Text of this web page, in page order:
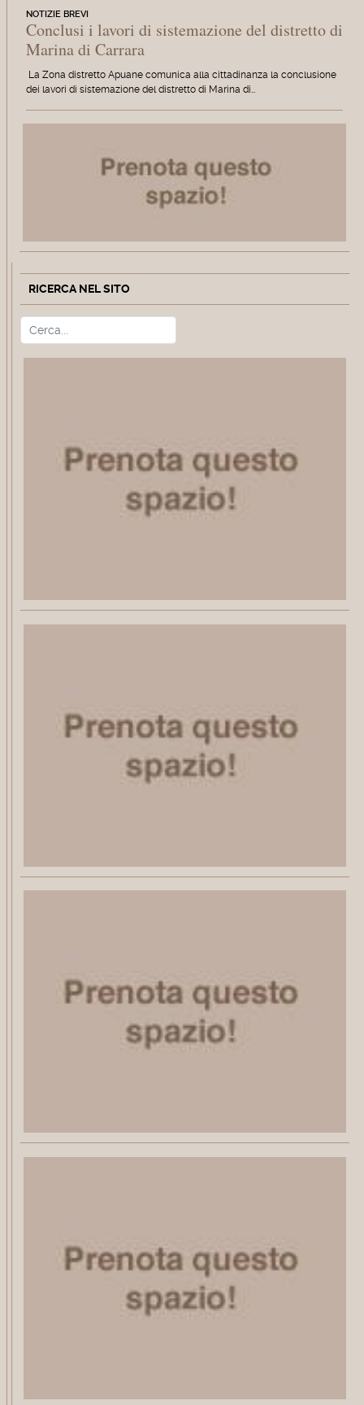
NOTIZIE BREVI
Conclusi i lavori di sistemazione del distretto di
Marina di Carrara
La Zona distretto Apuane comunica alla cittadinanza la conclusione
dei lavori di sistemazione del distretto di Marina di…
RICERCA NEL SITO
Cerca Type 2 or more characters for